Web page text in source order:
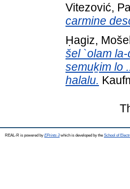
Vitezović,
carmine
Ḥagiz,
šel `olam
semuḵim lo
halalu.
REAL-R is powered by EPrints 3which is developed by the School of